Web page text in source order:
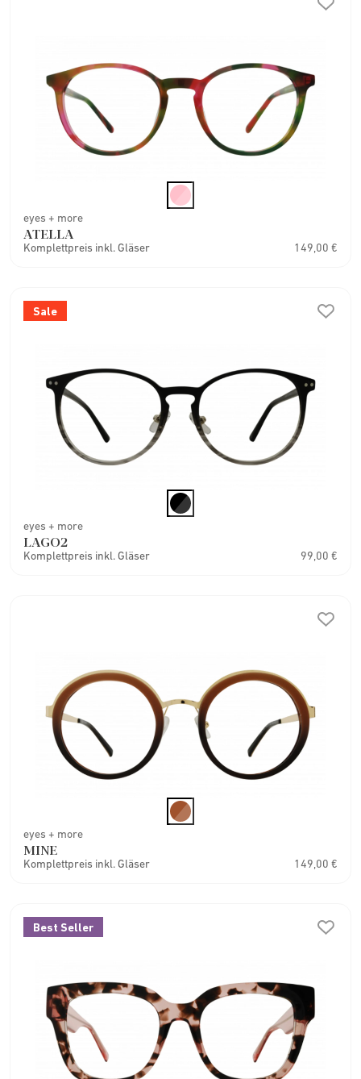
eyes + more
ATELLA
Komplettpreis inkl. Gläser 149,00 €
Sale
eyes + more
LAGO2
Komplettpreis inkl. Gläser 99,00 €
eyes + more
MINE
Komplettpreis inkl. Gläser 149,00 €
Best Seller